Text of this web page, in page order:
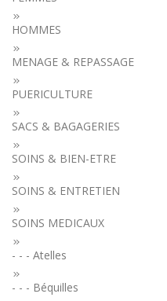
HOMMES
MENAGE & REPASSAGE
PUERICULTURE
SACS & BAGAGERIES
SOINS & BIEN-ETRE
SOINS & ENTRETIEN
SOINS MEDICAUX
- - - Atelles
- - - Béquilles